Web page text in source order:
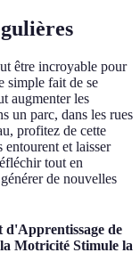
être incroyable pour
simple fait de se
augmenter les
un parc, dans les rues
profitez de cette
et laisser
tout en
de nouvelles
d'Apprentissage de
Motricité Stimule la